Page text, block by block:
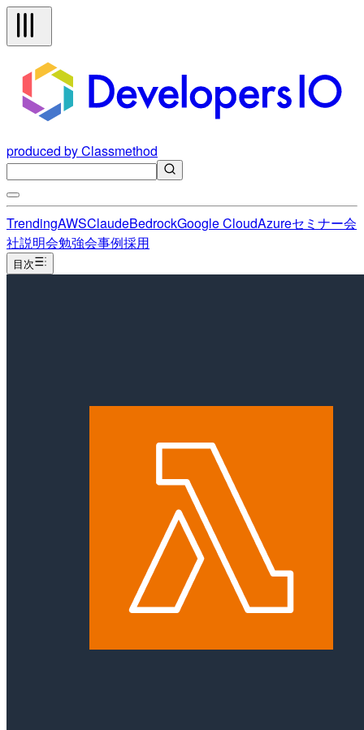
produced by Classmethod
TrendingAWSClaudeBedrockGoogle CloudAzureセミナー会
社説明会勉強会事例採用
目次